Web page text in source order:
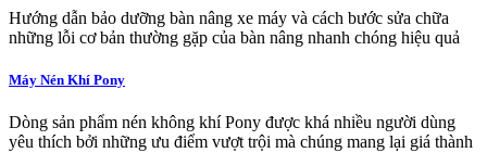
Hướng dẫn bảo dưỡng bàn nâng xe máy và cách bước sửa chữa
những lỗi cơ bản thường gặp của bàn nâng nhanh chóng hiệu quả
Máy Nén Khí Pony
Dòng sản phẩm nén không khí Pony được khá nhiều người dùng
yêu thích bởi những ưu điểm vượt trội mà chúng mang lại giá thành